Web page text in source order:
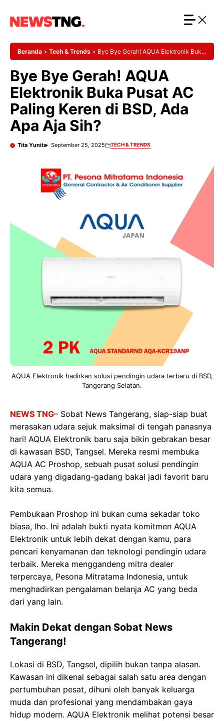
Beranda > Tech & Trends > Bye Bye Gerah! AQUA Elektronik Buka
Bye Bye Gerah! AQUA
Elektronik Buka Pusat AC
Paling Keren di BSD, Ada
Apa Aja Sih?
Tita Yunita September 25, 2025 TECH & TRENDS
AQUA Elektronik hadirkan solusi pendingin udara terbaru di BSD,
Tangerang Selatan.
NEWS TNG– Sobat News Tangerang, siap-siap buat
merasakan udara sejuk maksimal di tengah panasnya
hari! AQUA Elektronik baru saja bikin gebrakan besar
di kawasan BSD, Tangsel. Mereka resmi membuka
AQUA AC Proshop, sebuah pusat solusi pendingin
udara yang digadang-gadang bakal jadi favorit baru
kita semua.
Pembukaan Proshop ini bukan cuma sekadar toko
biasa, lho. Ini adalah bukti nyata komitmen AQUA
Elektronik untuk lebih dekat dengan kamu, para
pencari kenyamanan dan teknologi pendingin udara
terbaik. Mereka menggandeng mitra dealer
terpercaya, Pesona Mitratama Indonesia, untuk
menghadirkan pengalaman belanja AC yang beda
dari yang lain.
Makin Dekat dengan Sobat News
Tangerang!
Lokasi di BSD, Tangsel, dipilih bukan tanpa alasan.
Kawasan ini dikenal sebagai salah satu area dengan
pertumbuhan pesat, dihuni oleh banyak keluarga
muda dan profesional yang mendambakan gaya
hidup modern. AQUA Elektronik melihat potensi besar